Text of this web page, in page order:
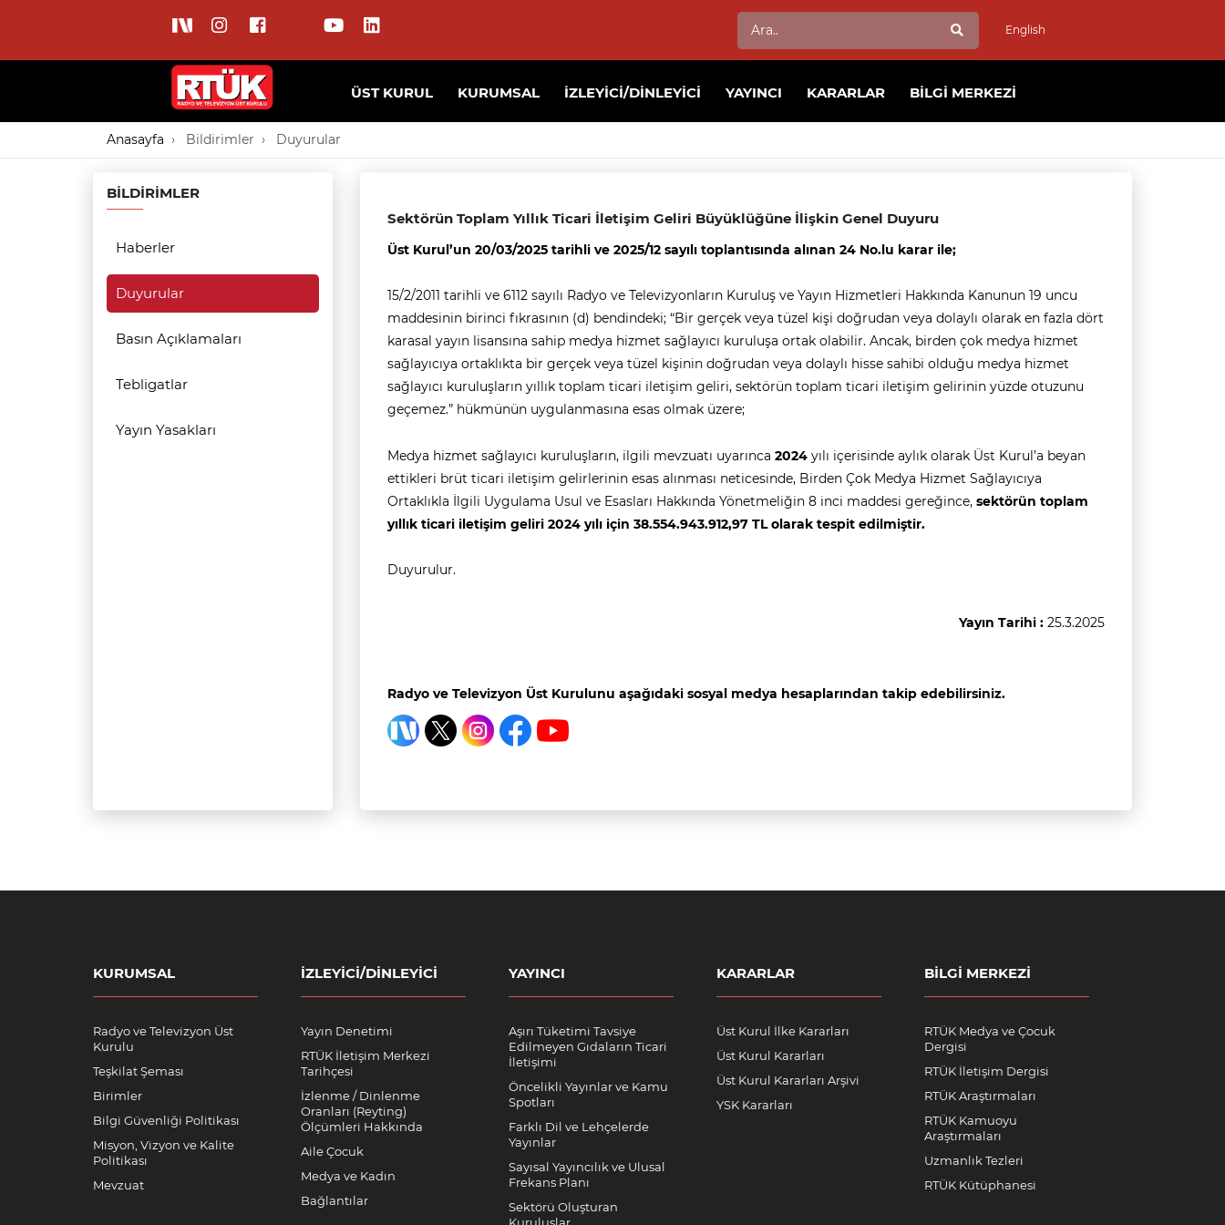
English
ÜST KURUL KURUMSAL İZLEYICI/DINLEYICI YAYINCI KARARLAR BILGI MERKEZI
Anasayfa Bildirimler Duyurular
BILDIRIMLER
Haberler
Duyurular
Basın Açıklamaları
Tebligatlar
Yayın Yasakları
Sektörün Toplam Yıllık Ticari İletişim Geliri Büyüklüğüne İlişkin Genel Duyuru
Üst Kurul’un 20/03/2025 tarihli ve 2025/12 sayılı toplantısında alınan 24 No.lu karar ile;
15/2/2011 tarihli ve 6112 sayılı Radyo ve Televizyonların Kuruluş ve Yayın Hizmetleri Hakkında Kanunun 19 uncu
maddesinin birinci fıkrasının (d) bendindeki; “Bir gerçek veya tüzel kişi doğrudan veya dolaylı olarak en fazla dört
karasal yayın lisansına sahip medya hizmet sağlayıcı kuruluşa ortak olabilir. Ancak, birden çok medya hizmet
sağlayıcıya ortaklıkta bir gerçek veya tüzel kişinin doğrudan veya dolaylı hisse sahibi olduğu medya hizmet
sağlayıcı kuruluşların yıllık toplam ticari iletişim geliri, sektörün toplam ticari iletişim gelirinin yüzde otuzunu
geçemez.” hükmünün uygulanmasına esas olmak üzere;
Medya hizmet sağlayıcı kuruluşların, ilgili mevzuatı uyarınca 2024yılı içerisinde aylık olarak Üst Kurul’a beyan
ettikleri brüt ticari iletişim gelirlerinin esas alınması neticesinde, Birden Çok Medya Hizmet Sağlayıcıya
Ortaklıkla İlgili Uygulama Usul ve Esasları Hakkında Yönetmeliğin 8 inci maddesi gereğince, sektörün toplam
yıllık ticari iletişim geliri 2024 yılı için 38.554.943.912,97 TL olarak tespit edilmiştir.
Duyurulur.
Yayın Tarihi : 25.3.2025
Radyo ve Televizyon Üst Kurulunu aşağıdaki sosyal medya hesaplarından takip edebilirsiniz.
KURUMSAL
Radyo ve Televizyon Üst
Kurulu
Teşkilat Şeması
Birimler
Bilgi Güvenliği Politikası
Misyon, Vizyon ve Kalite
Politikası
Mevzuat
İZLEYICI/DINLEYICI
Yayın Denetimi
RTÜK İletişim Merkezi
Tarihçesi
İzlenme / Dinlenme
Oranları (Reyting)
Ölçümleri Hakkında
Aile Çocuk
Medya ve Kadın
Bağlantılar
YAYINCI
Aşırı Tüketimi Tavsiye
Edilmeyen Gıdaların Ticari
İletişimi
Öncelikli Yayınlar ve Kamu
Spotları
Farklı Dil ve Lehçelerde
Yayınlar
Sayısal Yayıncılık ve Ulusal
Frekans Planı
Sektörü Oluşturan
KARARLAR
Üst Kurul İlke Kararları
Üst Kurul Kararları
Üst Kurul Kararları Arşivi
YSK Kararları
BILGI MERKEZI
RTÜK Medya ve Çocuk
Dergisi
RTÜK İletişim Dergisi
RTÜK Araştırmaları
RTÜK Kamuoyu
Araştırmaları
Uzmanlık Tezleri
RTÜK Kütüphanesi